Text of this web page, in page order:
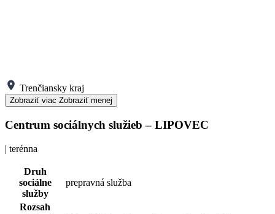
Trenčiansky kraj
Zobraziť viac Zobraziť menej
Centrum sociálnych služieb – LIPOVEC
| terénna
Druh
sociálne
služby
prepravná služba
Rozsah